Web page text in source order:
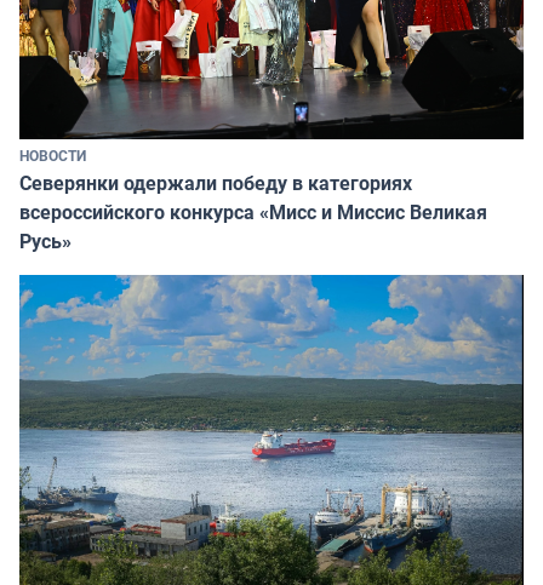
НОВОСТИ
Северянки одержали победу в категориях
всероссийского конкурса «Мисс и Миссис Великая
Русь»